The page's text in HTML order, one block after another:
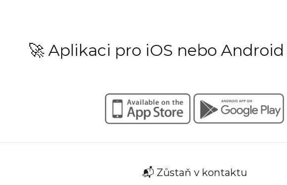
🚀 Aplikaci pro iOS nebo
📬 Zůstaň v kontaktu